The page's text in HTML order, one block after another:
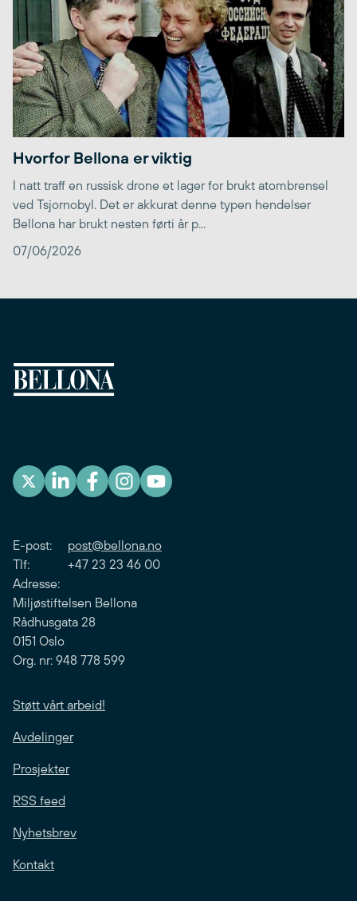
Hvorfor Bellona er viktig
I natt traff en russisk drone et lager for brukt atombrensel
ved Tsjornobyl. Det er akkurat denne typen hendelser
Bellona har brukt nesten førti år p...
07/06/2026
E-post: post@bellona.no
Tlf: +47 23 23 46 00
Adresse:
Miljøstiftelsen Bellona
Rådhusgata 28
0151 Oslo
Org. nr: 948 778 599
Støtt vårt arbeid!
Avdelinger
Prosjekter
RSS feed
Nyhetsbrev
Kontakt